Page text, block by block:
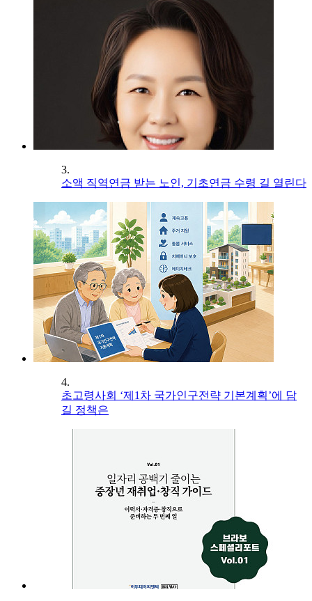
3.
소액 직역연금 받는 노인, 기초연금 수령 길 열린다
4.
초고령사회 ‘제1차 국가인구전략 기본계획’에 담
길 정책은